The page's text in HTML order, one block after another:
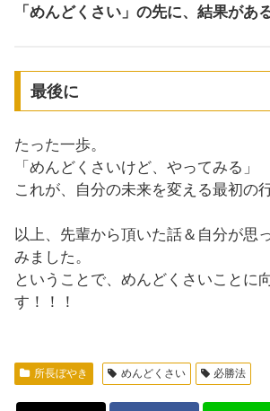
「めんどくさい」の先に、結果がある
最後に
たった一歩。
「めんどくさいけど、やってみる」
これが、自分の未来を変える最初の行
以上、先輩から頂いた話＆自分が思
みました。
ということで、めんどくさいことに
す！！！
所長ぼやき めんどくさい 必勝法